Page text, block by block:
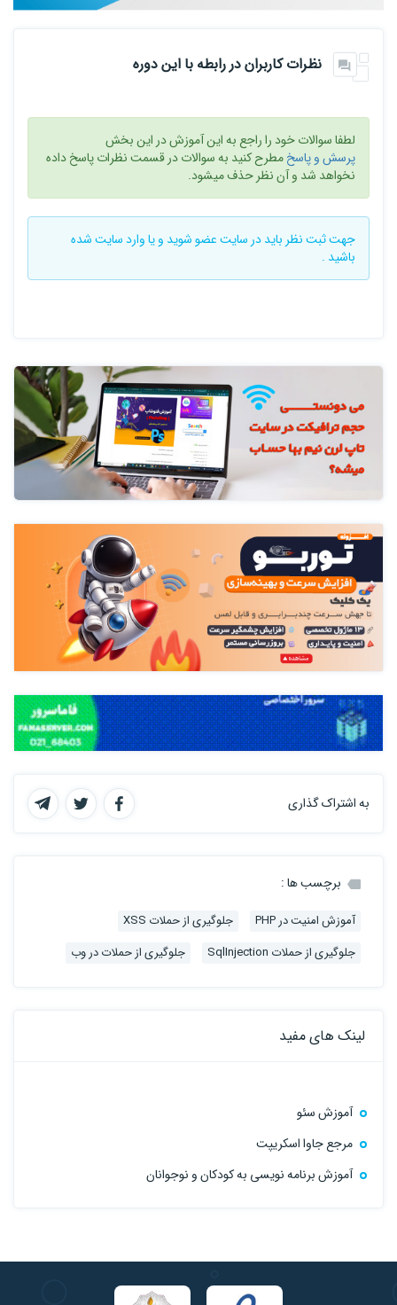
نظرات کاربران در رابطه با این دوره
لطفا سوالات خود را راجع به این آموزش در این بخش
پرسش و پاسخمطرح کنید به سوالات در قسمت نظرات پاسخ داده
نخواهد شد و آن نظر حذف میشود.
جهت ثبت نظر باید در سایتعضو شوید و یاوارد سایتشده
باشید .
به اشتراک گذاری
برچسب ها :
آموزش امنیت در PHP
جلوگیری از حملات XSS
جلوگیری از حملات SqlInjection
جلوگیری از حملات در وب
لینک های مفید
آموزش سئو
مرجع جاوا اسکریپت
آموزش برنامه نویسی به کودکان و نوجوانان